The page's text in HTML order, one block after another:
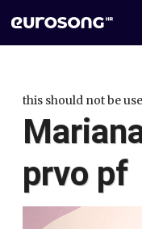
this should not be
prvo pf